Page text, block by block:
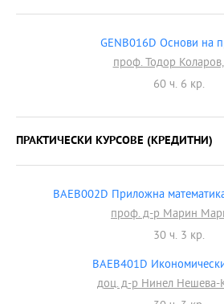
GENB016D Основи на
проф. Тодор
60 ч. 6 кр.
ПРАКТИЧЕСКИ КУРСОВЕ (КРЕДИТНИ)
BAEB002D Приложна
проф. д-р Марин
30 ч. 3 кр.
BAEB401D
доц. д-р Нинел Нешева-